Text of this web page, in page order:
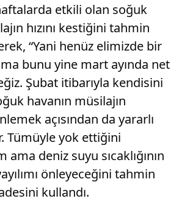
etkili olan soğuk
hızını kestiğini tahmin
“Yani henüz elimizde bir
bunu yine mart ayında net
Şubat itibarıyla kendisini
havanın müsilajın
açısından da yararlı
Tümüyle yok ettiğini
deniz suyu sıcaklığının
önleyeceğini tahmin
kullandı.